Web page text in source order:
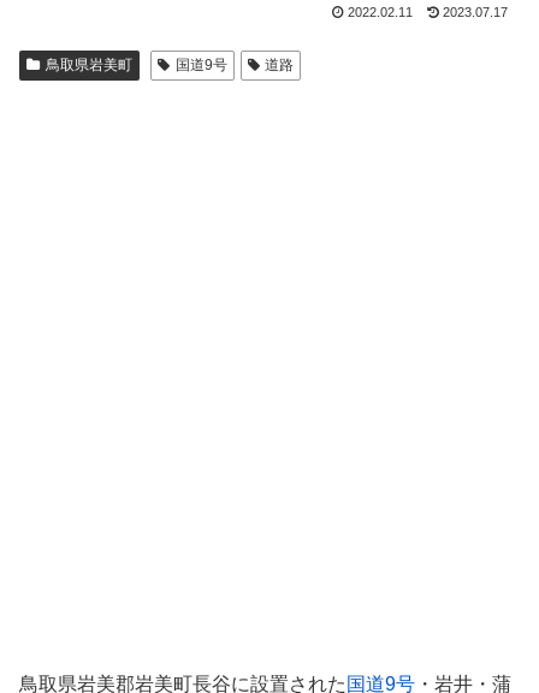
2022.02.11 2023.07.17
鳥取県岩美町 国道9号 道路
鳥取県岩美郡岩美町長谷に設置された 国道9号 ・岩井・蒲